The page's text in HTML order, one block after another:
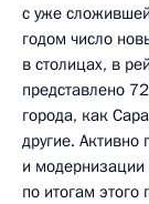
с уже
годом число
в столицах, в
представлено
города, как
другие. Активно
и
по итогам этого